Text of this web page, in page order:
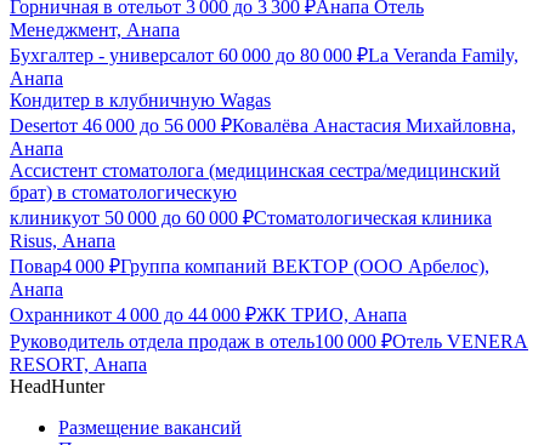
Горничная в отельот 3 000 до 3 300 ₽Анапа Отель
Менеджмент, Анапа
Бухгалтер - универсалот 60 000 до 80 000 ₽La Veranda Family,
Анапа
Кондитер в клубничную Wagas
Desertот 46 000 до 56 000 ₽Ковалёва Анастасия Михайловна,
Анапа
Ассистент стоматолога (медицинская сестра/медицинский
брат) в стоматологическую
клиникуот 50 000 до 60 000 ₽Стоматологическая клиника
Risus, Анапа
Повар4 000 ₽Группа компаний ВЕКТОР (ООО Арбелос),
Анапа
Охранникот 4 000 до 44 000 ₽ЖК ТРИО, Анапа
Руководитель отдела продаж в отель100 000 ₽Отель VENERA
RESORT, Анапа
HeadHunter
Размещение вакансий